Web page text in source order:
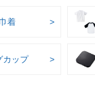
巾着
カップ